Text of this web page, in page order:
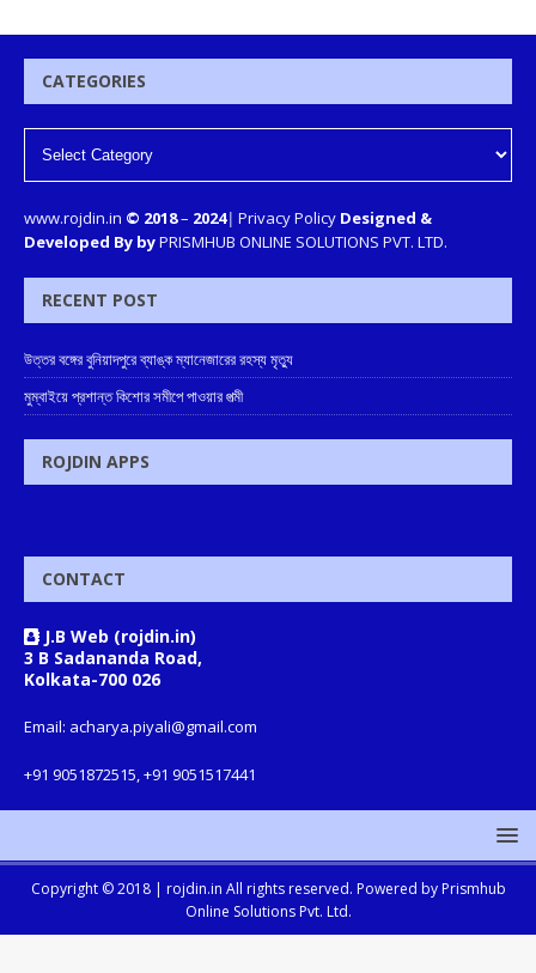
CATEGORIES
www.rojdin.in © 2018– 2024| Privacy Policy Designed &
Developed By byPRISMHUB ONLINE SOLUTIONS PVT. LTD.
RECENT POST
উত্তর বঙ্গের বুনিয়াদপুরে ব্যাঙ্ক ম্যানেজারের রহস্য মৃত্যু
মুম্বাইয়ে প্রশান্ত কিশোর সমীপে পাওয়ার পত্মী
ROJDIN APPS
CONTACT
J.B Web (rojdin.in)
3 B Sadananda Road,
Kolkata-700 026
Email: acharya.piyali@gmail.com
+91 9051872515, +91 9051517441
Copyright © 2018 | rojdin.in All rights reserved. Powered by Prismhub
Online Solutions Pvt. Ltd.